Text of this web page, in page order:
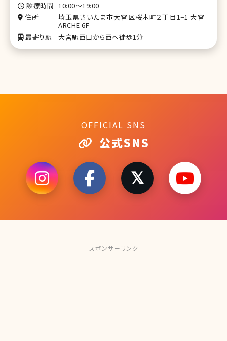
診療時間 10:00～19:00
住所
埼玉県さいたま市大宮区桜木町２丁目1−1 大宮
ARCHE 6F
最寄り駅
大宮駅西口から西へ徒歩1分
OFFICIAL SNS
公式SNS
スポンサーリンク